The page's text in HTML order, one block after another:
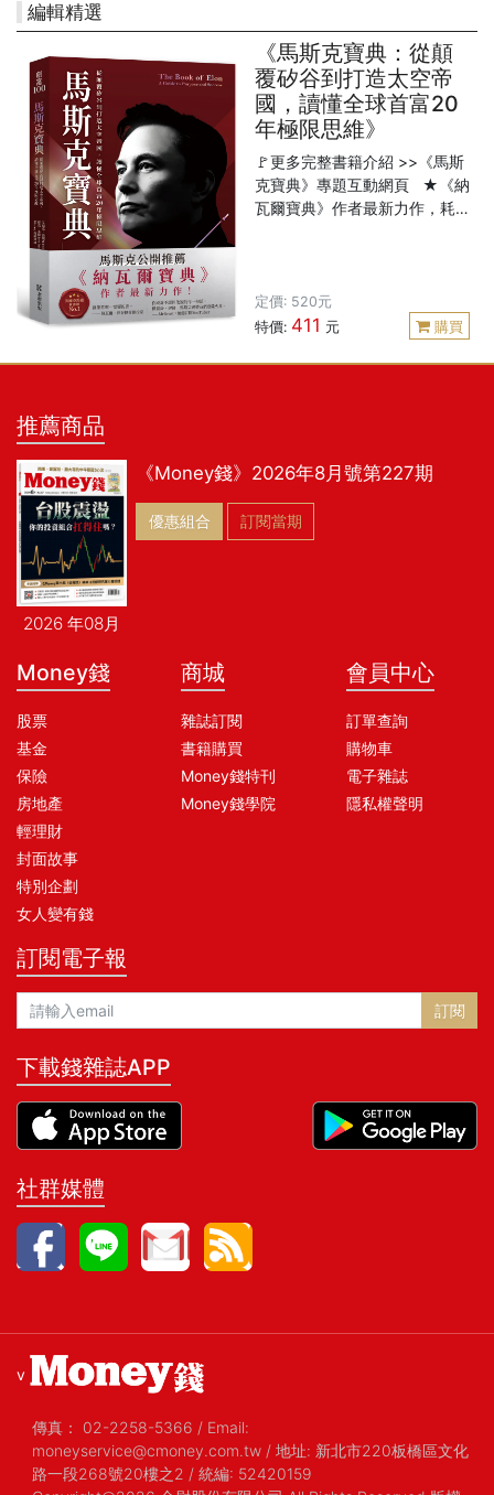
編輯精選
《馬斯克寶典：從顛
覆矽谷到打造太空帝
國，讀懂全球首富20
年極限思維》
🚩更多完整書籍介紹 >>《馬斯
克寶典》專題互動網頁 ★《納
瓦爾寶典》作者最新力作，耗
開推薦★ ★繁體中文版限定收
錄：作者印簽、獻給讀者的寄
書。」 ──納瓦爾．拉維肯，矽
書。 ─────四大核心模組，
直擊全球首富的大腦說明書！
───── ◤完整收錄「69條馬
斯克核心方法」、「馬斯克私
隊，把想法真正推進成結果？
▌閱讀本書，就像與馬斯克在深
夜並肩對談 這不是一本讓你遠
觀英雄的故事傳記， 而是帶你
了解馬斯克的思想精華， 看他
如何把混亂拆解成問題，把問
題變成產品， 再把產品變成改
底層重新拆解問題， 這才是你
在變動時代看見真正贏面的關
閉…… 面對危機，馬斯克不是
靠熱血硬撐，而是依靠極度理
維：與其猶豫不決，不如保持
前進 對馬斯克而言，財富只是
定價: 520元
特價: 411 元 購買
推薦商品
2026 年08月
《Money錢》2026年8月號第227期
優惠組合 訂閱當期
Money錢
股票
基金
保險
房地產
輕理財
封面故事
特別企劃
女人變有錢
商城
雜誌訂閱
書籍購買
Money錢特刊
Money錢學院
會員中心
訂單查詢
購物車
電子雜誌
隱私權聲明
訂閱電子報
訂閱
下載錢雜誌APP
社群媒體
v
傳真： 02-2258-5366 / Email:
moneyservice@cmoney.com.tw / 地址: 新北市220板橋區文化
路一段268號20樓之2 / 統編: 52420159